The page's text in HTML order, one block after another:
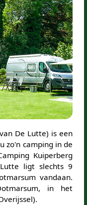
De Lutte) is een
zo'n camping in de
Kuiperberg
ligt slechts 9
vandaan.
in het